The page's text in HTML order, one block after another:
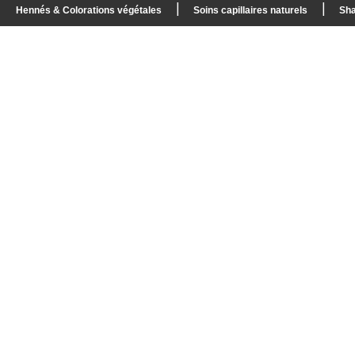
Hennés & Colorations végétales Soins capillaires naturels